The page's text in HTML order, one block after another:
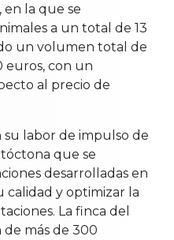
en la que se
a un total de 13
un volumen total de
euros, con un
al precio de
su labor de impulso de
que se
desarrolladas en
calidad y optimizar la
La finca del
de más de 300